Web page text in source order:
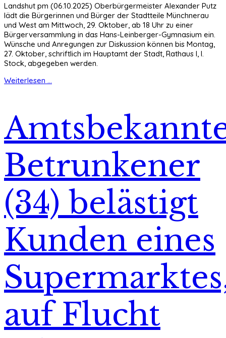
Landshut pm (06.10.2025) Oberbürgermeister Alexander Putz
lädt die Bürgerinnen und Bürger der Stadtteile Münchnerau
und West am Mittwoch, 29. Oktober, ab 18 Uhr zu einer
Bürgerversammlung in das Hans-Leinberger-Gymnasium ein.
Wünsche und Anregungen zur Diskussion können bis Montag,
27. Oktober, schriftlich im Hauptamt der Stadt, Rathaus I, I.
Stock, abgegeben werden.
Weiterlesen ...
Betrunkener
(34) belästigt
Kunden eines
auf Flucht